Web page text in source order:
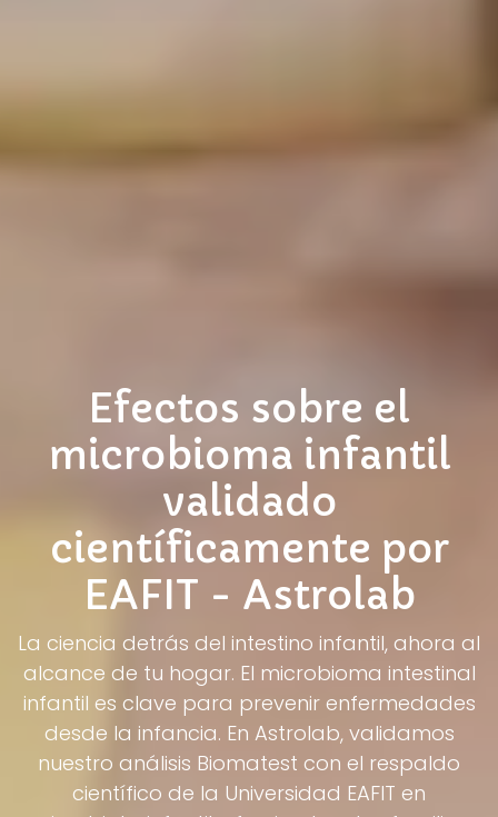
Efectos sobre el
microbioma infantil
validado
científicamente por
EAFIT - Astrolab
La ciencia detrás del intestino infantil, ahora al
alcance de tu hogar. El microbioma intestinal
infantil es clave para prevenir enfermedades
desde la infancia. En Astrolab, validamos
nuestro análisis Biomatest con el respaldo
científico de la Universidad EAFIT en